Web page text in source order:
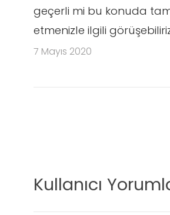
geçerli mi bu konuda
etmenizle ilgili
7 Mayıs 2020
Kullanıcı